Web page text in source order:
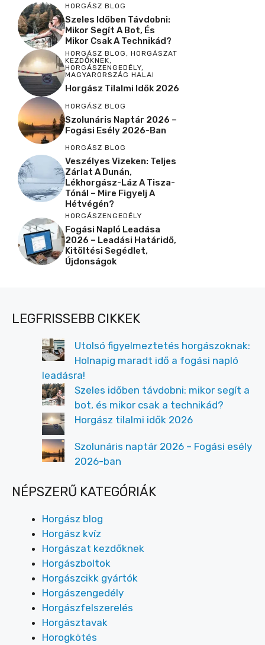
HORGÁSZ BLOG
Szeles Időben Távdobni:
Mikor Segít A Bot, És
Mikor Csak A Technikád?
HORGÁSZ BLOG, HORGÁSZAT
KEZDŐKNEK,
HORGÁSZENGEDÉLY,
MAGYARORSZÁG HALAI
Horgász Tilalmi Idők 2026
HORGÁSZ BLOG
Szolunáris Naptár 2026 –
Fogási Esély 2026-Ban
HORGÁSZ BLOG
Veszélyes Vizeken: Teljes
Zárlat A Dunán,
Lékhorgász-Láz A Tisza-
Tónál – Mire Figyelj A
Hétvégén?
HORGÁSZENGEDÉLY
Fogási Napló Leadása
2026 – Leadási Határidő,
Kitöltési Segédlet,
Újdonságok
LEGFRISSEBB CIKKEK
Utolsó figyelmeztetés horgászoknak:
Holnapig maradt idő a fogási napló
leadásra!
Szeles időben távdobni: mikor segít a
bot, és mikor csak a technikád?
Horgász tilalmi idők 2026
Szolunáris naptár 2026 – Fogási esély
2026-ban
NÉPSZERŰ KATEGÓRIÁK
Horgász blog
Horgász kvíz
Horgászat kezdőknek
Horgászboltok
Horgászcikk gyártók
Horgászengedély
Horgászfelszerelés
Horgásztavak
Horogkötés